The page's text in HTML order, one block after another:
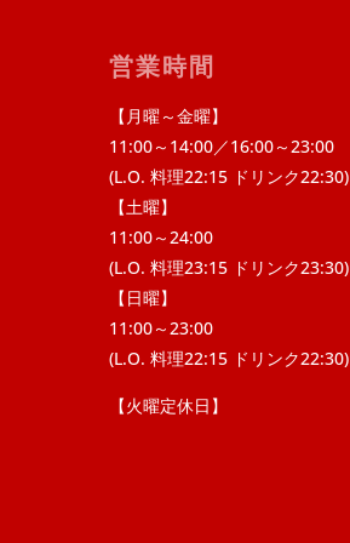
営業時間
【月曜～金曜】
11:00～14:00／16:00～23:00
(L.O. 料理22:15 ドリンク22:30)
【土曜】
11:00～24:00
(L.O. 料理23:15 ドリンク23:30)
【日曜】
11:00～23:00
(L.O. 料理22:15 ドリンク22:30)
【火曜定休日】